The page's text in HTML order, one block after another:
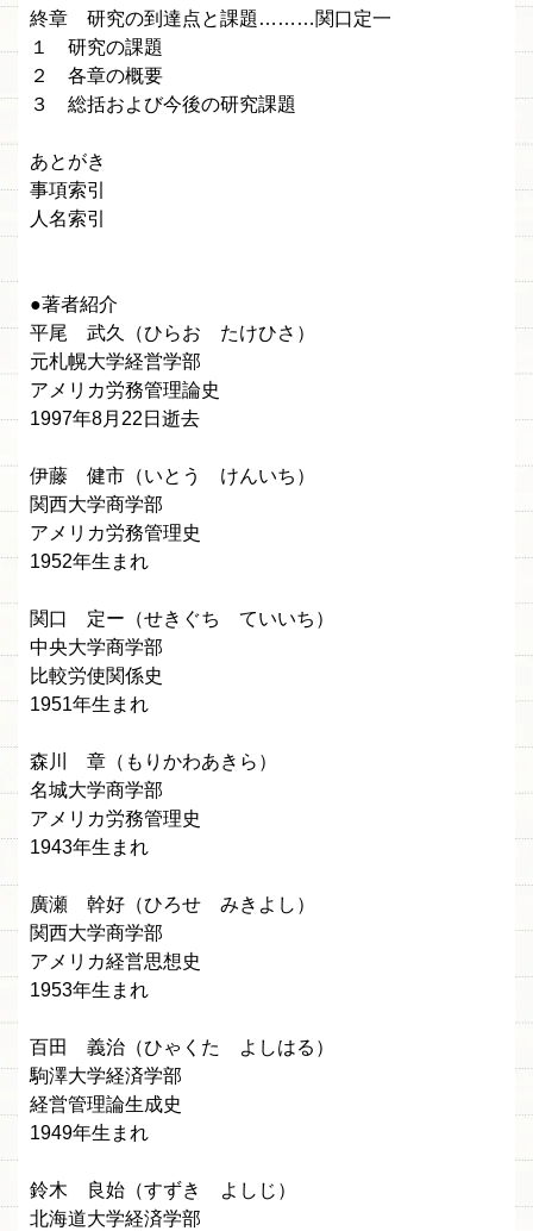
終章 研究の到達点と課題………関口定一
１ 研究の課題
２ 各章の概要
３ 総括および今後の研究課題
あとがき
事項索引
人名索引
●著者紹介
平尾 武久（ひらお たけひさ）
元札幌大学経営学部
アメリカ労務管理論史
1997年8月22日逝去
伊藤 健市（いとう けんいち）
関西大学商学部
アメリカ労務管理史
1952年生まれ
関口 定ー（せきぐち ていいち）
中央大学商学部
比較労使関係史
1951年生まれ
森川 章（もりかわあきら）
名城大学商学部
アメリカ労務管理史
1943年生まれ
廣瀬 幹好（ひろせ みきよし）
関西大学商学部
アメリカ経営思想史
1953年生まれ
百田 義治（ひゃくた よしはる）
駒澤大学経済学部
経営管理論生成史
1949年生まれ
鈴木 良始（すずき よしじ）
北海道大学経済学部